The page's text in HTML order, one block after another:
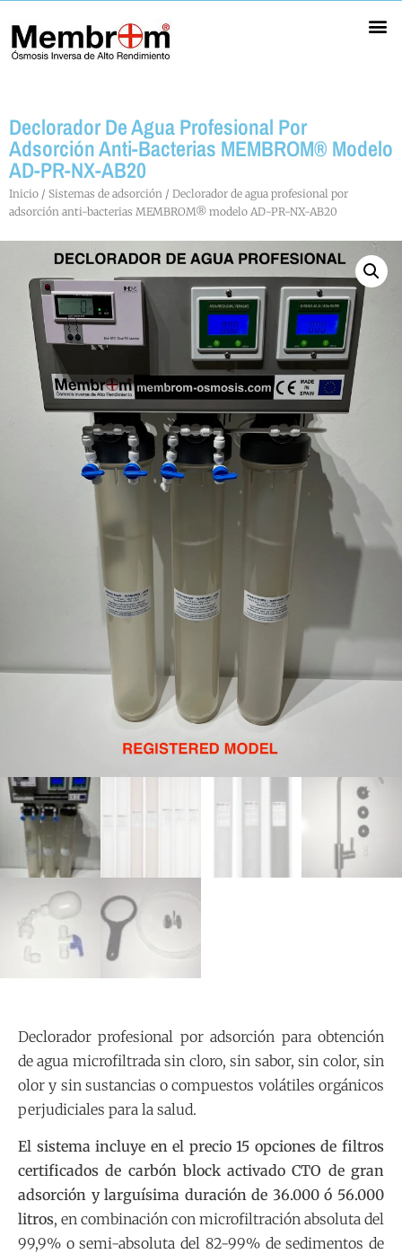
Declorador De Agua Profesional Por
Adsorción Anti-Bacterias MEMBROM® Modelo
AD-PR-NX-AB20
Inicio / Sistemas de adsorción / Declorador de agua profesional por
adsorción anti-bacterias MEMBROM® modelo AD-PR-NX-AB20
Declorador profesional por adsorción para obtención
de agua microfiltrada sin cloro, sin sabor, sin color, sin
olor y sin sustancias o compuestos volátiles orgánicos
perjudiciales para la salud.
El sistema incluye en el precio 15 opciones de filtros
certificados de carbón block activado CTO de gran
adsorción y larguísima duración de 36.000 ó 56.000
litros, en combinación con microfiltración absoluta del
99,9% o semi-absoluta del 82-99% de sedimentos de